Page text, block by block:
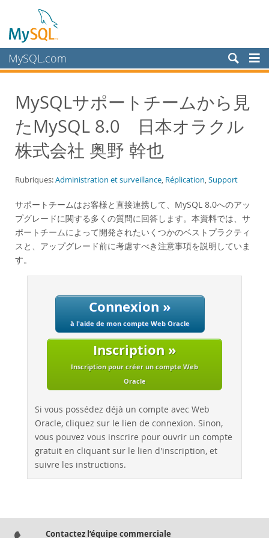
MySQL.com
Services
Partenaires
Clients
White Papers
Presentations
Videos
Case Studies
Books
Industries
Nouveautés & Evénements
Téléchargements
Documentation
Zone Développeurs
MySQLサポートチームから見
たMySQL 8.0 日本オラクル
株式会社 奥野 幹也
Rubriques:Administration et surveillance, Réplication,Support
サポートチームはお客様と直接連携して、MySQL 8.0へのアッ
プグレードに関する多くの質問に回答します。本資料では、サ
ポートチームによって開発されたいくつかのベストプラクティ
スと、アップグレード前に考慮すべき注意事項を説明していま
す。
Connexion »
à l'aide de mon compte Web Oracle
Inscription »
Inscription pour créer un compte Web
Oracle
Si vous possédez déjà un compte avec Web
Oracle, cliquez sur le lien de connexion. Sinon,
vous pouvez vous inscrire pour ouvrir un compte
gratuit en cliquant sur le lien d'inscription, et
suivre les instructions.
Contactez l’équipe commerciale